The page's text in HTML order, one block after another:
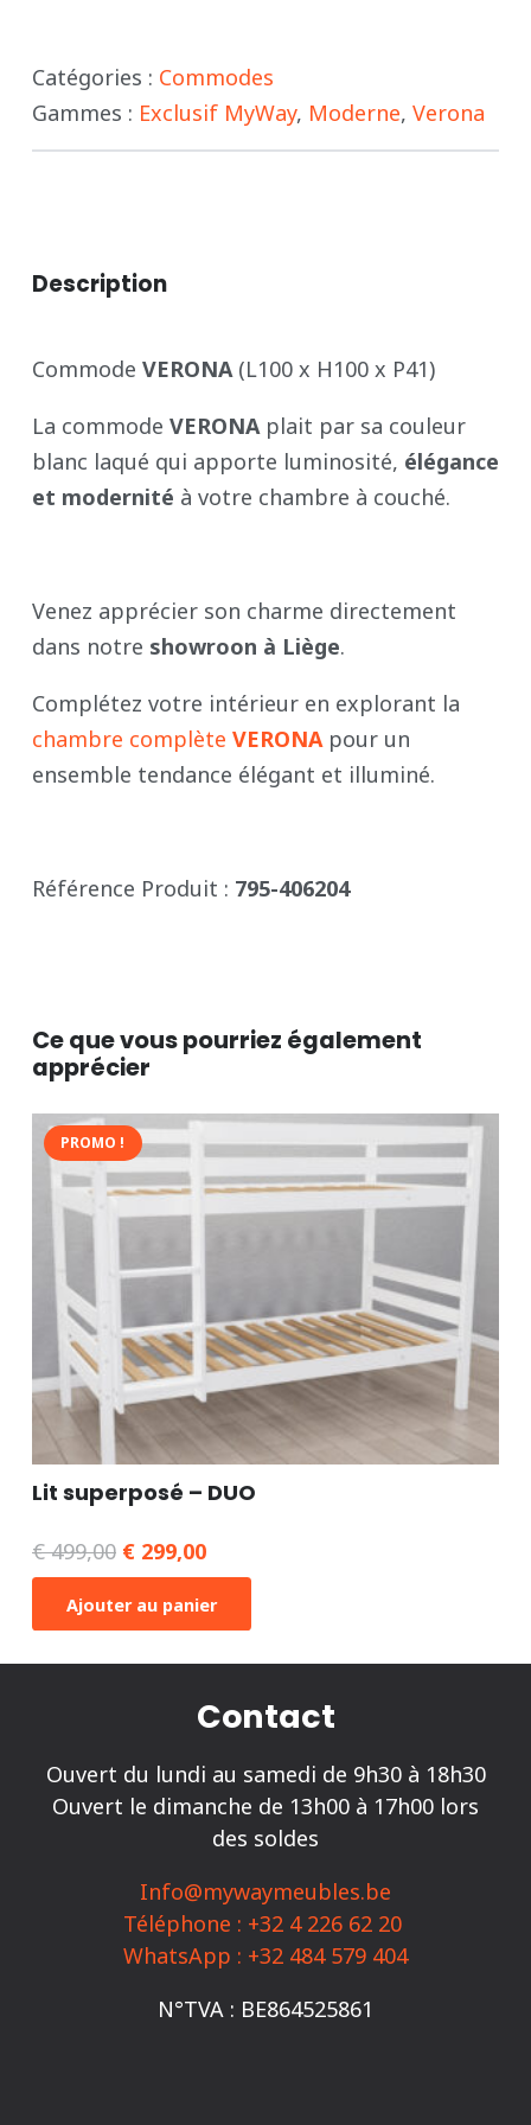
VERONA
Catégories : Commodes
Gammes : Exclusif MyWay, Moderne, Verona
Description
Commode VERONA(L100 x H100 x P41)
La commode VERONAplait par sa couleur
blanc laqué qui apporte luminosité, élégance
et modernité à votre chambre à couché.
Venez apprécier son charme directement
dans notre showroon à Liège.
Complétez votre intérieur en explorant la
chambre complète VERONApour un
ensemble tendance élégant et illuminé.
Référence Produit : 795-406204
Ce que vous pourriez également
apprécier
PROMO !
Lit superposé – DUO
€499,00 Le
prix
initial
était :
€ 299,00
prix
actuel
est :
Ajouter au panier
Contact
Ouvert du lundi au samedi de 9h30 à 18h30
Ouvert le dimanche de 13h00 à 17h00 lors
des soldes
Info@mywaymeubles.be
Téléphone : +32 4 226 62 20
WhatsApp : +32 484 579 404
N°TVA : BE864525861